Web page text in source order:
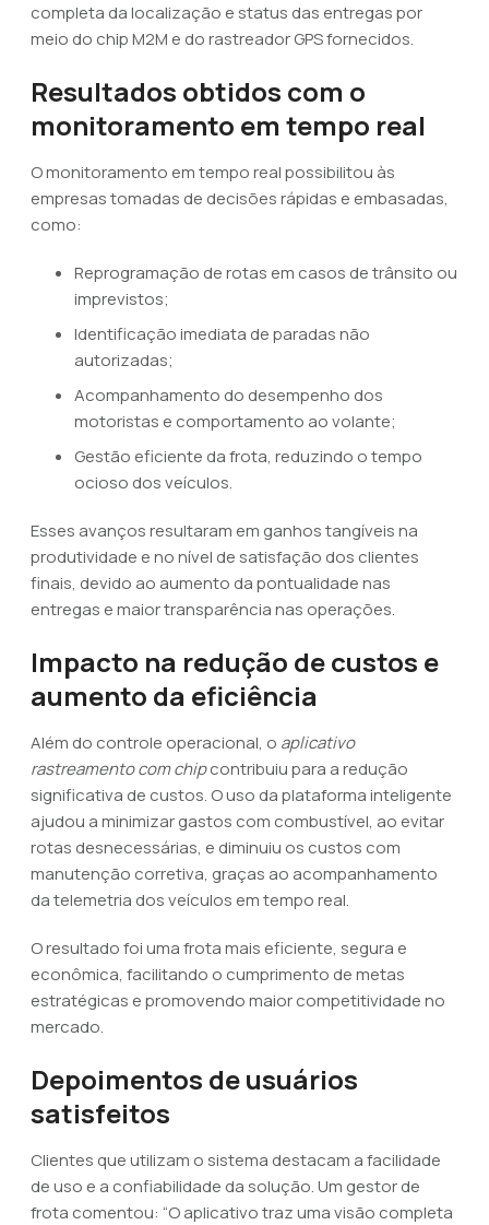
completa da localização e status das entregas por
meio do chip M2M e do rastreador GPS fornecidos.
Resultados obtidos com o
monitoramento em tempo real
O monitoramento em tempo real possibilitou às
empresas tomadas de decisões rápidas e embasadas,
como:
Reprogramação de rotas em casos de trânsito ou
imprevistos;
Identificação imediata de paradas não
autorizadas;
Acompanhamento do desempenho dos
motoristas e comportamento ao volante;
Gestão eficiente da frota, reduzindo o tempo
ocioso dos veículos.
Esses avanços resultaram em ganhos tangíveis na
produtividade e no nível de satisfação dos clientes
finais, devido ao aumento da pontualidade nas
entregas e maior transparência nas operações.
Impacto na redução de custos e
aumento da eficiência
Além do controle operacional, o aplicativo
rastreamento com chipcontribuiu para a redução
significativa de custos. O uso da plataforma inteligente
ajudou a minimizar gastos com combustível, ao evitar
rotas desnecessárias, e diminuiu os custos com
manutenção corretiva, graças ao acompanhamento
da telemetria dos veículos em tempo real.
O resultado foi uma frota mais eficiente, segura e
econômica, facilitando o cumprimento de metas
estratégicas e promovendo maior competitividade no
mercado.
Depoimentos de usuários
satisfeitos
Clientes que utilizam o sistema destacam a facilidade
de uso e a confiabilidade da solução. Um gestor de
frota comentou: “O aplicativo traz uma visão completa